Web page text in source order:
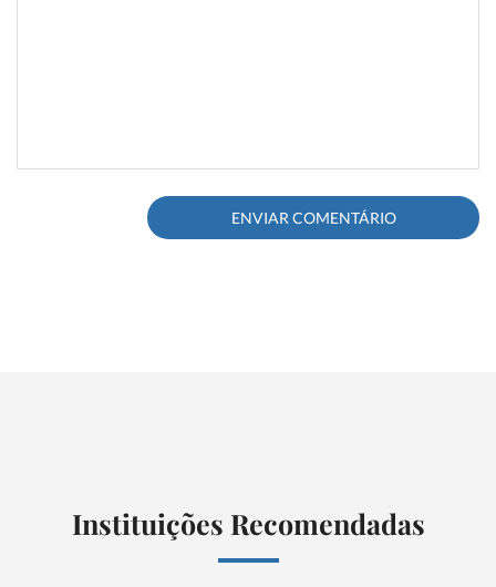
Instituições Recomendadas